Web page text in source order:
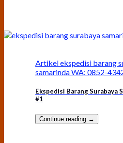
Artikel ekspedisi barang
samarinda WA: 0852-
Ekspedisi Barang Surabaya
#1
Continue reading →